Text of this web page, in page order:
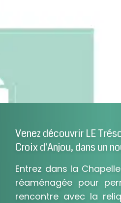
Venez découvrir LE
Croix d'Anjou, dans un
Entrez dans la
réaménagée pour
rencontre avec la